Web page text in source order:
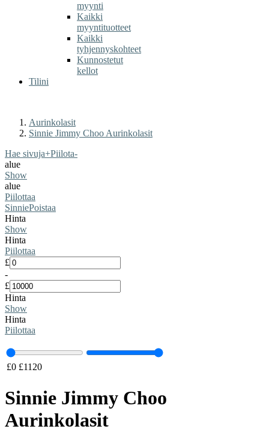
myynti
Kaikki
myyntituotteet
Kaikki
tyhjennyskohteet
Kunnostetut
kellot
Tilini
Aurinkolasit
Sinnie Jimmy Choo Aurinkolasit
Hae sivuja+Piilota-
alue
Show
alue
Piilottaa
SinniePoistaa
Hinta
Show
Hinta
Piilottaa
£
-
£
Hinta
Show
Hinta
Piilottaa
£0 £1120
Sinnie Jimmy Choo
Aurinkolasit